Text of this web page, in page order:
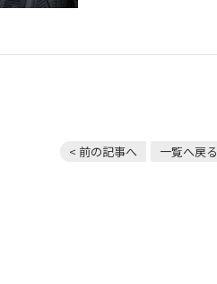
< 前の記事へ 一覧へ戻る